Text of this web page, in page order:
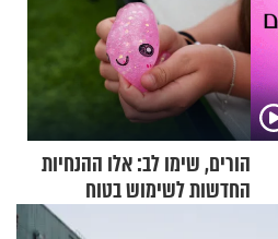
הורים, שימו לב: אלו ההנחיות
החדשות לשימוש בטוח
בסקווישי לאחר מקרי אשפוז